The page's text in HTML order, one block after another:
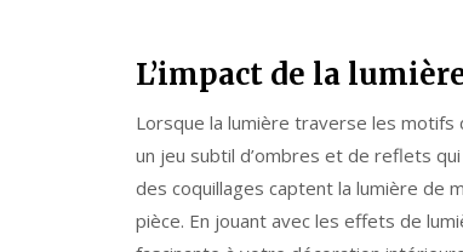
L’impact de la
Lorsque la lumière traverse les motifs
un jeu subtil d’ombres et de reflets
des coquillages captent la lumière de
pièce. En jouant avec les effets de